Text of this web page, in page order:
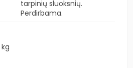
tarpinių sluoksnių.
Perdirbama.